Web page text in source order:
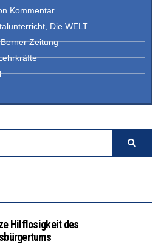
Kommentar
Die WELT
Zeitung
Hilflosigkeit des